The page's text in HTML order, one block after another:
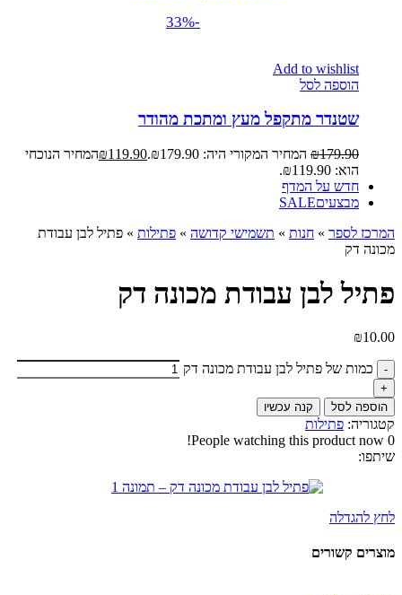
-33%
Add to wishlist
הוספה לסל
שטנדר מתקפל מעץ ומתכת מהודר
₪179.90 המחיר המקורי היה: ₪179.90. ₪119.90
המחיר הנוכחי
הוא: ₪119.90.
חדש על המדף
מבצעיםSALE
המרכז לספר » חנות » תשמישי קדושה » פתילות » פתיל לבן עבודת
מכונה דק
פתיל לבן עבודת מכונה דק
₪10.00
כמות של פתיל לבן עבודת מכונה דק
הוספה לסל קנה עכשיו
קטגוריה: פתילות
0
People watching this product now!
שיתפו:
לחץ להגדלה
מוצרים קשורים